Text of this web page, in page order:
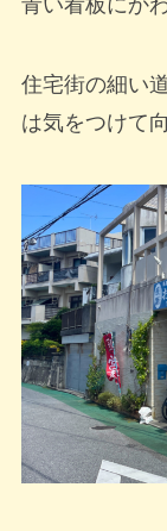
住宅街の細い
は気をつけて